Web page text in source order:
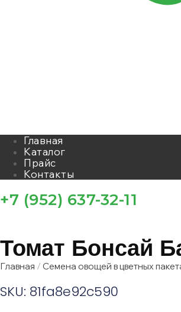
Главная
Каталог
Прайс
Контакты
+7 (952) 637-32-11
Томат Бонсай
Главная / Семена овощей в цветных
SKU: 81fa8e92c590